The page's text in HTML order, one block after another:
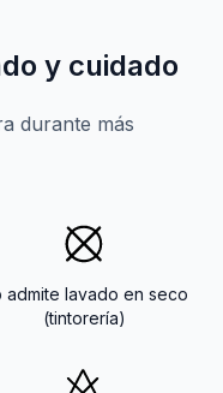
y cuidado
durante más
admite lavado en seco
(tintorería)